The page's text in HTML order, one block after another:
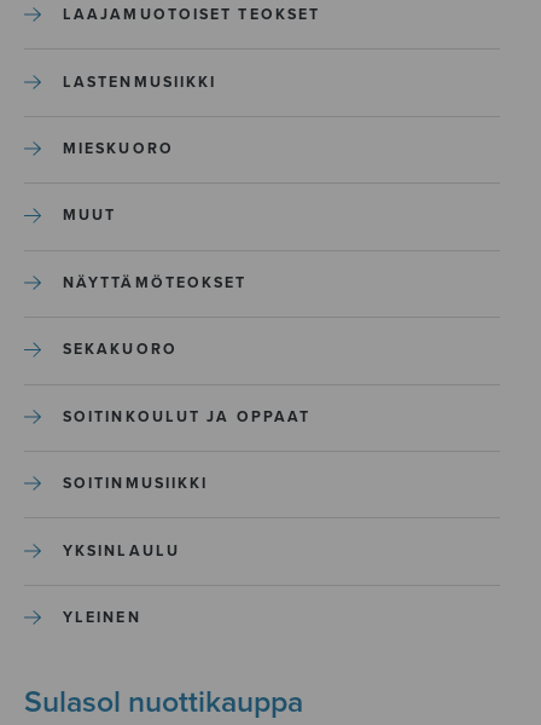
LAAJAMUOTOISET TEOKSET
LASTENMUSIIKKI
MIESKUORO
MUUT
NÄYTTÄMÖTEOKSET
SEKAKUORO
SOITINKOULUT JA OPPAAT
SOITINMUSIIKKI
YKSINLAULU
YLEINEN
Sulasol nuottikauppa